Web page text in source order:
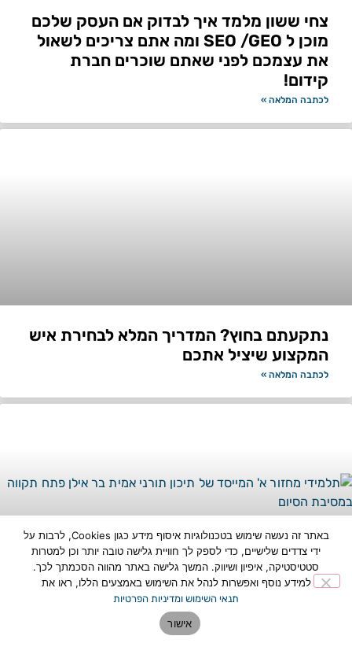
צחי ששון מלמד איך לבדוק אם העסק שלכם
מוכן ל SEO /GEO ומה אתם צריכים לשאול
את עצמכם לפני שאתם שוכרים חברת
קידום!
לכתבה המלאה »
נתקעתם בחוץ? המדריך המלא לבחירת איש
המקצוע שיציל אתכם
לכתבה המלאה »
ציון דרך היסטורי: מחזור א' של תיכון תורני
אמית בר אילן פתח תקווה סיים את לימודיו
באתר זה נעשה שימוש בטכנולוגיות איסוף מידע כגון Cookies, לרבות על
ידי צדדים שלישיים, כדי לספק לך חוויית גלישה טובה יותר וכן למטרות
סטטיסטיקה, איפיון ושיווק. המשך גלישה באתר מהווה הסכמתך לכך.
למידע נוסף ואפשרות לנהל את השימוש באמצעים הללו, ראו את
תנאי השימוש ומדיניות הפרטיות
אישור